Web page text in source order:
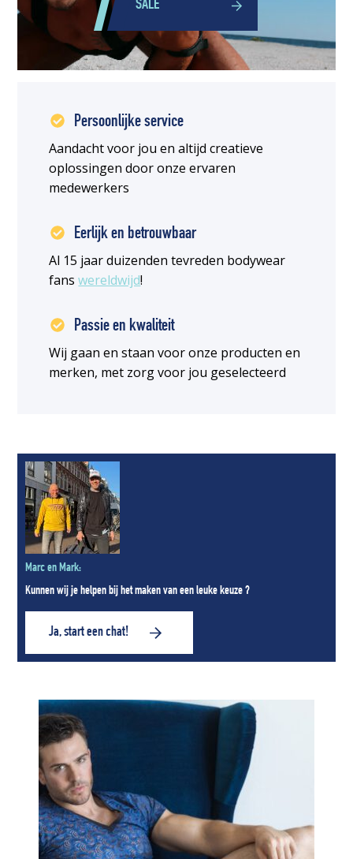
SALE
Persoonlijke service
Aandacht voor jou en altijd creatieve
oplossingen door onze ervaren
medewerkers
Eerlijk en betrouwbaar
Al 15 jaar duizenden tevreden bodywear
fanswereldwijd!
Passie en kwaliteit
Wij gaan en staan voor onze producten en
merken, met zorg voor jou geselecteerd
Marc en Mark:
Kunnen wij je helpen bij het maken van een leuke keuze ?
Ja, start een chat!